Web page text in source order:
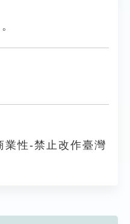
性-禁止改作臺灣